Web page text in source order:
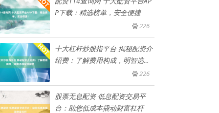
P下载：精选榜单，安全便捷
226
十大杠杆炒股指平台 揭秘配资介
绍费：了解费用构成，明智选择
226
股票无息配资 低息配资交易平
台：助您低成本撬动财富杠杆